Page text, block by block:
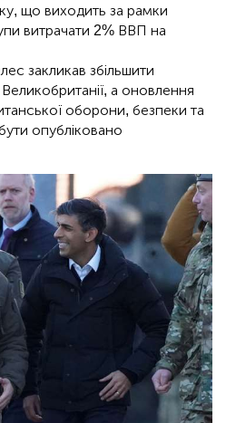
що виходить за рамки
витрачати 2% ВВП на
закликав збільшити
Великобританії, а оновлення
оборони, безпеки та
опубліковано